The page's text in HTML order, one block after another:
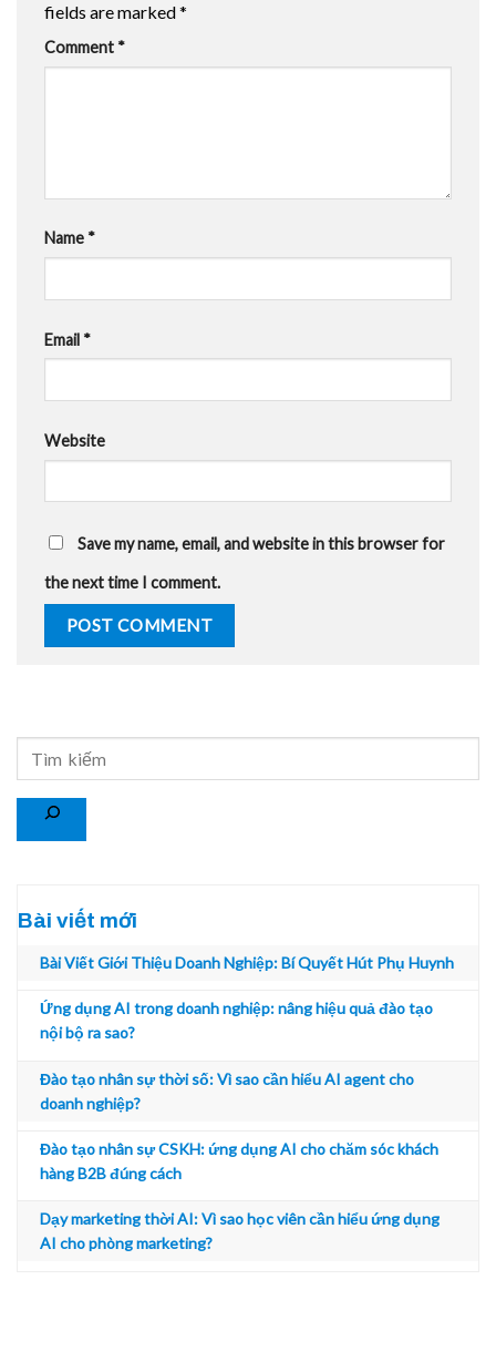
Search
Bài viết mới
Bài Viết Giới Thiệu Doanh Nghiệp: Bí Quyết Hút Phụ Huynh
Ứng dụng AI trong doanh nghiệp: nâng hiệu quả đào tạo
nội bộ ra sao?
Đào tạo nhân sự thời số: Vì sao cần hiểu AI agent cho
doanh nghiệp?
Đào tạo nhân sự CSKH: ứng dụng AI cho chăm sóc khách
hàng B2B đúng cách
Dạy marketing thời AI: Vì sao học viên cần hiểu ứng dụng
AI cho phòng marketing?
fields are marked*
Comment *
Name *
Email *
Website
Save my name, email, and website in this browser for
the next time I comment.